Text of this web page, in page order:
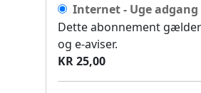
Internet - Uge adgang
Dette abonnement
og e-aviser.
KR 25,00